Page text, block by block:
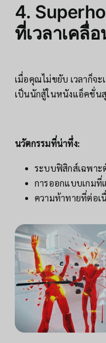
4.
ที่เวลาเคลื่
เมื่อคุณไม่ขยับ เวลาก็จ
เป็นนักสู้ในหนังแอ็คชั่น
นวัตกรรมที่น่าทึ่ง:
ระบบฟิสิกส์เฉพาะ
การออกแบบเกมที่
ความท้าทายที่ต่อเ